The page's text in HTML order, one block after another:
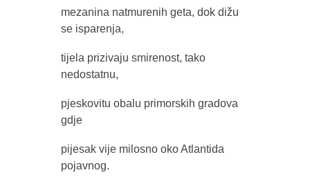
mezanina natmurenih geta, dok dižu
se isparenja,
tijela prizivaju smirenost, tako
nedostatnu,
pjeskovitu obalu primorskih gradova
gdje
pijesak vije milosno oko Atlantida
pojavnog.